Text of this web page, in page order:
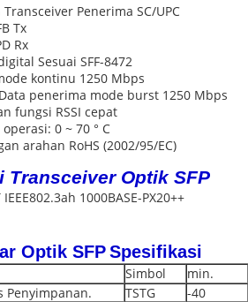
Transceiver Penerima SC/UPC
Tx
Rx
Sesuai SFF-8472
kontinu 1250 Mbps
penerima mode burst 1250 Mbps
fungsi RSSI cepat
0 ~ 70 ° C
arahan RoHS (2002/95/EC)
Transceiver Optik SFP
IEEE802.3ah 1000BASE-PX20++
Optik SFPSpesifikasi
Simbol min.
Penyimpanan.
TSTG -40